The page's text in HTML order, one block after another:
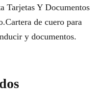
Tarjetas Y Documentos
de cuero para
y documentos.